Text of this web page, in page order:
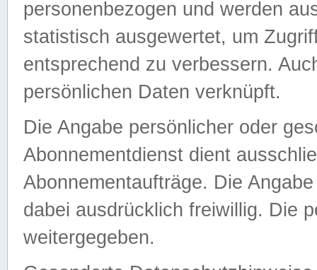
personenbezogen und werden
statistisch ausgewertet, um
entsprechend zu verbessern.
persönlichen Daten verknüpft.
Die Angabe persönlicher oder
Abonnementdienst dient
Abonnementaufträge. Die
dabei ausdrücklich freiwillig. Die
weitergegeben.